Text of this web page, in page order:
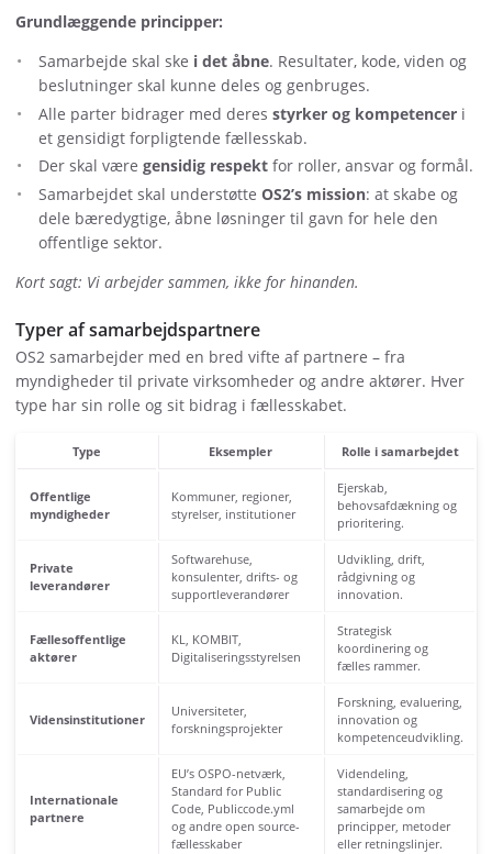
Grundlæggende principper:
Samarbejde skal ske i det åbne. Resultater, kode, viden og
beslutninger skal kunne deles og genbruges.
Alle parter bidrager med deres styrker og kompetencer i
et gensidigt forpligtende fællesskab.
Der skal være gensidig respekt for roller, ansvar og formål.
Samarbejdet skal understøtte OS2’s mission: at skabe og
dele bæredygtige, åbne løsninger til gavn for hele den
offentlige sektor.
Kort sagt: Vi arbejder sammen, ikke for hinanden.
Typer af samarbejdspartnere
OS2 samarbejder med en bred vifte af partnere – fra
myndigheder til private virksomheder og andre aktører. Hver
type har sin rolle og sit bidrag i fællesskabet.
Type Eksempler Rolle i samarbejdet
Offentlige
myndigheder
Kommuner, regioner,
styrelser, institutioner
Ejerskab,
behovsafdækning og
prioritering.
Private
leverandører
Softwarehuse,
konsulenter, drifts- og
supportleverandører
Udvikling, drift,
rådgivning og
innovation.
Fællesoffentlige
aktører
KL, KOMBIT,
Digitaliseringsstyrelsen
Strategisk
koordinering og
fælles rammer.
Vidensinstitutioner
Universiteter,
forskningsprojekter
Forskning, evaluering,
innovation og
kompetenceudvikling.
Internationale
partnere
EU’s OSPO-netværk,
Standard for Public
Code, Publiccode.yml
og andre open source-
fællesskaber
Videndeling,
standardisering og
samarbejde om
principper, metoder
eller retningslinjer.